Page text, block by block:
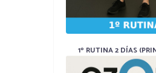
1º RUTINA 2 DÍAS